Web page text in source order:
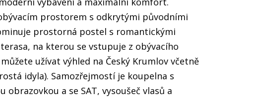
prostorem s odkrytými původními
prostorná postel s romantickými
na kterou se vstupuje z obývacího
užívat výhled na Český Krumlov včetně
idyla). Samozřejmostí je koupelna s
a se SAT, vysoušeč vlasů a